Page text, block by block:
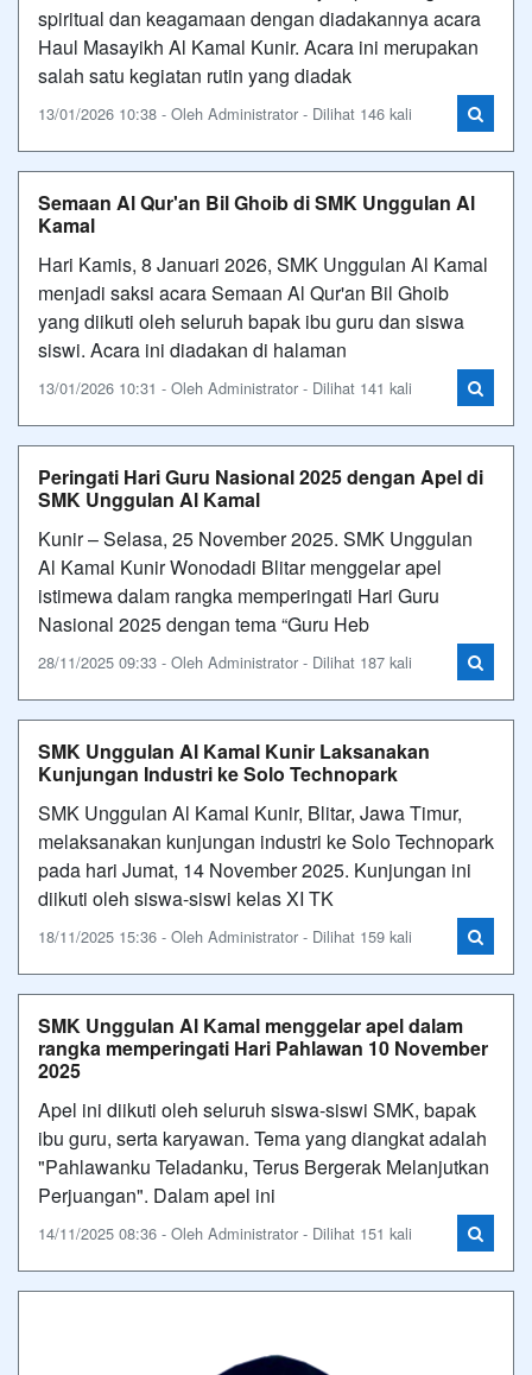
spiritual dan keagamaan dengan diadakannya acara
Haul Masayikh Al Kamal Kunir. Acara ini merupakan
salah satu kegiatan rutin yang diadak
13/01/2026 10:38 - Oleh Administrator - Dilihat 146 kali
Semaan Al Qur'an Bil Ghoib di SMK Unggulan Al
Kamal
Hari Kamis, 8 Januari 2026, SMK Unggulan Al Kamal
menjadi saksi acara Semaan Al Qur'an Bil Ghoib
yang diikuti oleh seluruh bapak ibu guru dan siswa
siswi. Acara ini diadakan di halaman
13/01/2026 10:31 - Oleh Administrator - Dilihat 141 kali
Peringati Hari Guru Nasional 2025 dengan Apel di
SMK Unggulan Al Kamal
Kunir – Selasa, 25 November 2025. SMK Unggulan
Al Kamal Kunir Wonodadi Blitar menggelar apel
istimewa dalam rangka memperingati Hari Guru
Nasional 2025 dengan tema “Guru Heb
28/11/2025 09:33 - Oleh Administrator - Dilihat 187 kali
SMK Unggulan Al Kamal Kunir Laksanakan
Kunjungan Industri ke Solo Technopark
SMK Unggulan Al Kamal Kunir, Blitar, Jawa Timur,
melaksanakan kunjungan industri ke Solo Technopark
pada hari Jumat, 14 November 2025. Kunjungan ini
diikuti oleh siswa-siswi kelas XI TK
18/11/2025 15:36 - Oleh Administrator - Dilihat 159 kali
SMK Unggulan Al Kamal menggelar apel dalam
rangka memperingati Hari Pahlawan 10 November
2025
Apel ini diikuti oleh seluruh siswa-siswi SMK, bapak
ibu guru, serta karyawan. Tema yang diangkat adalah
"Pahlawanku Teladanku, Terus Bergerak Melanjutkan
Perjuangan". Dalam apel ini
14/11/2025 08:36 - Oleh Administrator - Dilihat 151 kali